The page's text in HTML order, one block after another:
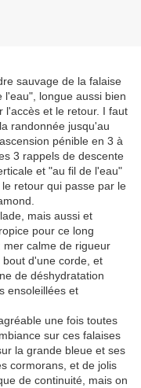
sauvage de la falaise
l'eau", longue aussi bien
l'accès et le retour. I faut
randonnée jusqu'au
pénible en 3 à
3 rappels de descente
et "au fil de l'eau"
retour qui passe par le
mais aussi et
pour ce long
calme de rigueur
d'une corde, et
de déshydratation
ensoleillées et
une fois toutes
sur ces falaises
la grande bleue et ses
cormorans, et de jolis
de continuité, mais on